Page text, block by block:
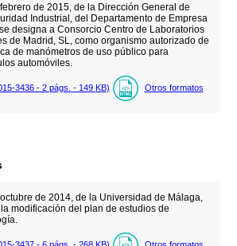
de 2015, de la Dirección General de
Industrial, del Departamento de Empresa
designa a Consorcio Centro de Laboratorios
de Madrid, SL, como organismo autorizado de
de manómetros de uso público para
automóviles.
3436 - 2 págs. - 149 KB) Otros formatos
de 2014, de la Universidad de Málaga,
modificación del plan de estudios de